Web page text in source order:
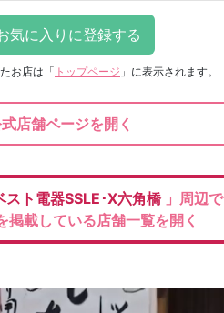
お店は 「 トップページ 」に表示されます。
店舗ページを開く
スト電器SSLE･X六角橋 」周辺で
掲載している店舗一覧を開く